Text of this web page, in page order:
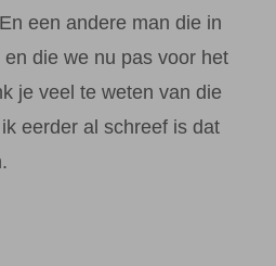
een andere man die in
die we nu pas voor het
je veel te weten van die
eerder al schreef is dat